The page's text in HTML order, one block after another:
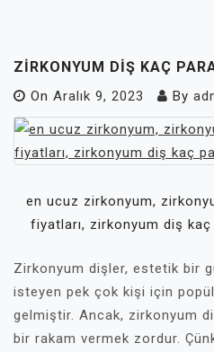
ZIRKONYUM DIŞ KAÇ
On Aralık 9, 2023 By
en ucuz zirkonyum,
fiyatları, zirkonyum diş
Zirkonyum dişler, estetik bir
isteyen pek çok kişi için
gelmiştir. Ancak, zirkonyum
bir rakam vermek zordur.